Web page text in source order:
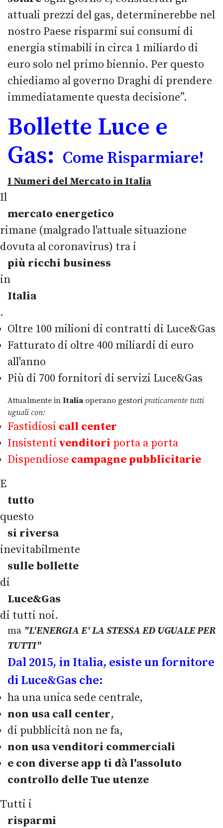
attuali prezzi del gas, determinerebbe nel
nostro Paese risparmi sui consumi di
energia stimabili in circa 1 miliardo di
euro solo nel primo biennio. Per questo
chiediamo al governo Draghi di prendere
immediatamente questa decisione”.
Bollette Luce e
Gas: Come Risparmiare!
I Numeri del Mercato in Italia
Il
mercato energetico
rimane (malgrado l'attuale situazione
dovuta al coronavirus) tra i
più ricchi business
in
Italia
.
Oltre 100 milioni di contratti di Luce&Gas
Fatturato di oltre 400 miliardi di euro
all'anno
Più di 700 fornitori di servizi Luce&Gas
Attualmente in Italia operano gestori praticamente tutti
uguali con:
Fastidiosi call center
Insistenti venditori porta a porta
Dispendiose campagne pubblicitarie
E
tutto
questo
si riversa
inevitabilmente
sulle bollette
di
Luce&Gas
di tutti noi.
ma "L'ENERGIA E' LA STESSA ED UGUALE PER
TUTTI"
Dal 2015, in Italia, esiste un fornitore
di Luce&Gas che:
ha una unica sede centrale,
non usa call center,
di pubblicità non ne fa,
non usa venditori commerciali
e con diverse app ti dà l'assoluto
controllo delle Tue utenze
Tutti i
risparmi